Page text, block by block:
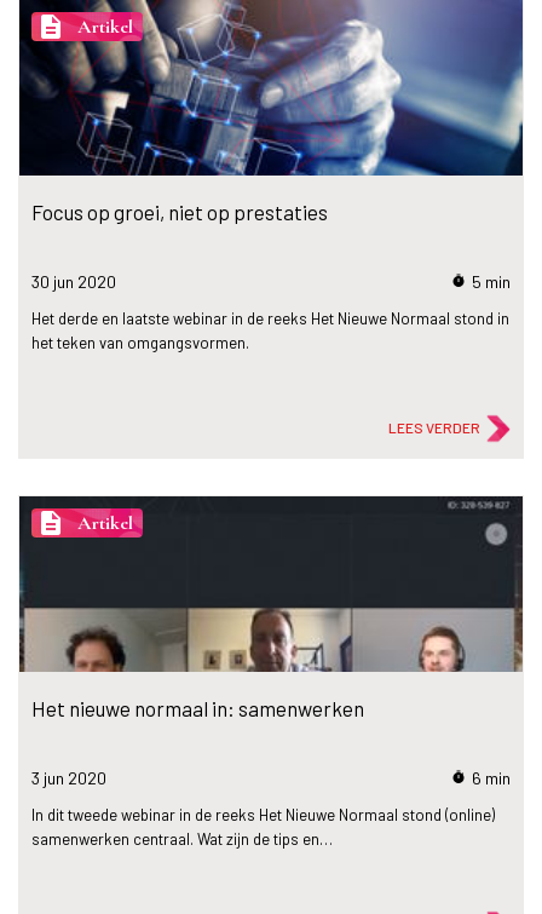
description Artikel
Focus op groei, niet op prestaties
30 jun 2020 timer 5 min
Het derde en laatste webinar in de reeks Het Nieuwe Normaal stond in
het teken van omgangsvormen.
LEES VERDER
description Artikel
Het nieuwe normaal in: samenwerken
3 jun 2020 timer 6 min
In dit tweede webinar in de reeks Het Nieuwe Normaal stond (online)
samenwerken centraal. Wat zijn de tips en…